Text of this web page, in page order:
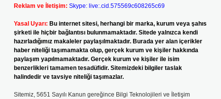
Reklam ve İletişim: Skype: live:.cid.575569c608265c69
Yasal Uyarı: Bu internet sitesi, herhangi bir marka, kurum veya şahıs
şirketi ile hiçbir bağlantısı bulunmamaktadır. Sitede yalnızca kendi
hazırladığımız makaleler paylaşılmaktadır. Burada yer alan içerikler
haber niteliği taşımamakta olup, gerçek kurum ve kişiler hakkında
paylaşım yapılmamaktadır. Gerçek kurum ve kişiler ile isim
benzerlikleri tamamen tesadüfidir. Sitemizdeki bilgiler taslak
halindedir ve tavsiye niteliği taşımazlar.
Sitemiz, 5651 Sayılı Kanun gereğince Bilgi Teknolojileri ve İletişim